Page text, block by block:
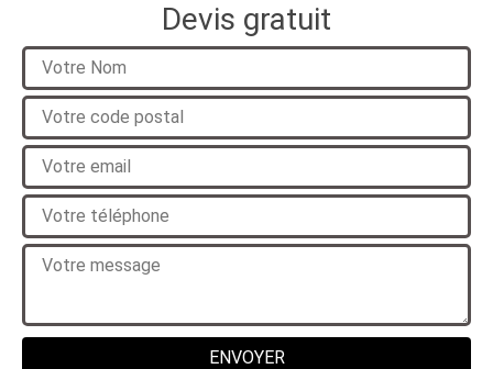
Devis gratuit